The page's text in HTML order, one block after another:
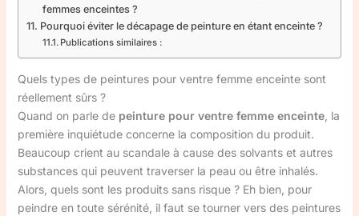
femmes enceintes ?
Pourquoi éviter le décapage de peinture en étant enceinte ?
Publications similaires :
Quels types de peintures pour ventre femme enceinte sont
réellement sûrs ?
Quand on parle de peinture pour ventre femme enceinte, la
première inquiétude concerne la composition du produit.
Beaucoup crient au scandale à cause des solvants et autres
substances qui peuvent traverser la peau ou être inhalés.
Alors, quels sont les produits sans risque ? Eh bien, pour
peindre en toute sérénité, il faut se tourner vers des peintures